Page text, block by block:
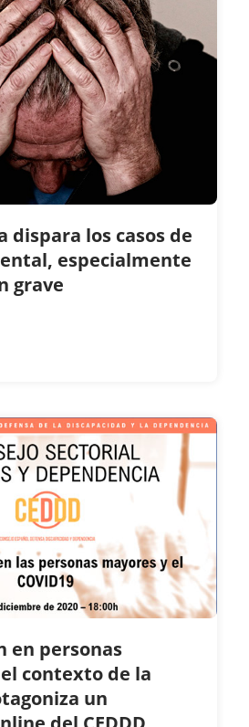
dispara los casos de
especialmente
grave
en personas
contexto de la
un